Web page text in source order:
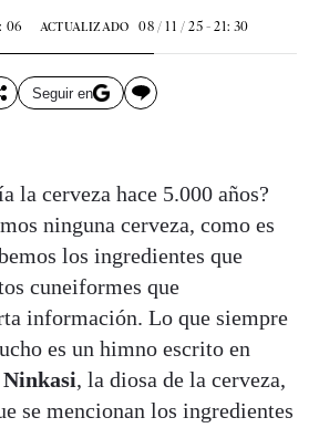
06 ACTUALIZADO 08 / 11 / 25 - 21: 30
Seguir en
la cerveza hace 5.000 años?
ninguna cerveza, como es
los ingredientes que
cuneiformes que
información. Lo que siempre
es un himno escrito en
Ninkasi, la diosa de la cerveza,
se mencionan los ingredientes